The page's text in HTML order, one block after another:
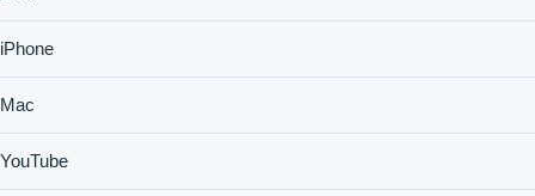
iPhone
Mac
YouTube